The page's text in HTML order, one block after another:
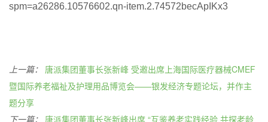
spm=a26286.10576602.qn-item.2.74572becApIKx3
上一篇： 唐派集团董事长张新峰 受邀出席上海国际医疗器械CMEF
暨国际养老福祉及护理用品博览会——银发经济专题论坛，并作主
题分享
下一篇： 唐派集团董事长张新峰出席 “互鉴养老实践经验 共探老龄